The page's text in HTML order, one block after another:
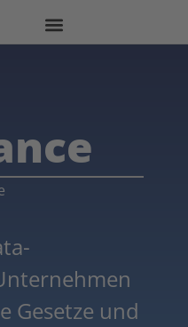
Gesetze und